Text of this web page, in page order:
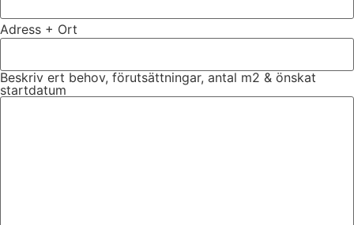
Adress + Ort
Beskriv ert behov, förutsättningar, antal m2 & önskat
startdatum